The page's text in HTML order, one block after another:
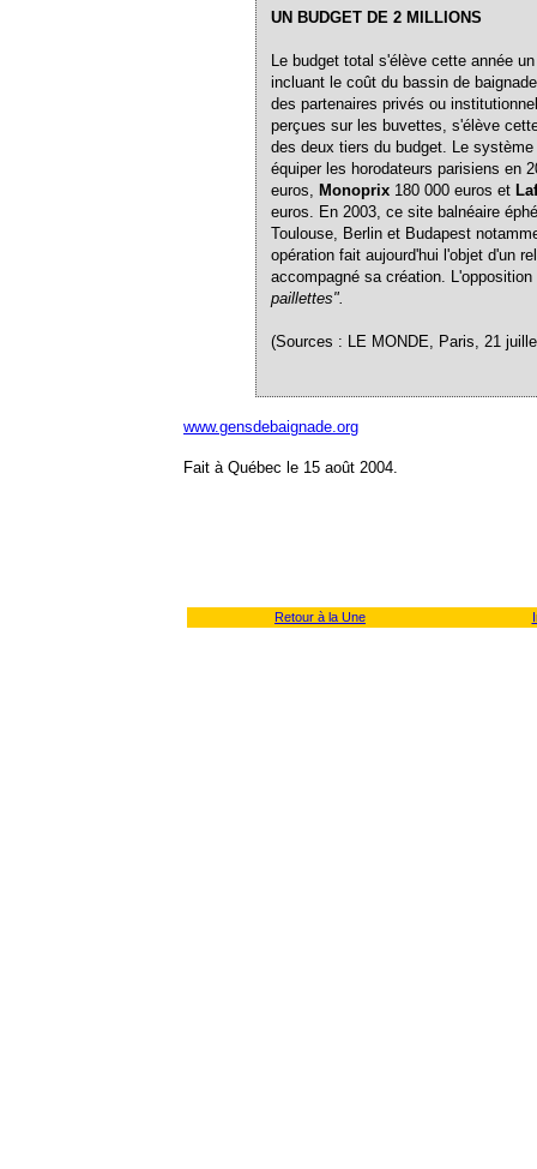
UN BUDGET DE 2 MILLIONS
Le budget total s'élève cette année
incluant le coût du bassin de
des partenaires privés ou
perçues sur les buvettes, s'élève
des deux tiers du budget. Le
équiper les horodateurs parisiens en
euros, Monoprix 180 000 euros et
euros. En 2003, ce site balnéaire
Toulouse, Berlin et Budapest
opération fait aujourd'hui l'objet d'un
accompagné sa création.
paillettes".
(Sources : LE MONDE, Paris, 21
www.gensdebaignade.org
Fait à Québec le 15 août 2004.
Retour à la Une